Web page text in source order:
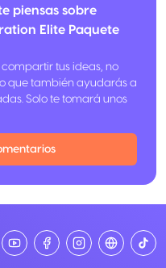
piensas sobre
Elite Paquete
compartir tus ideas, no
que también ayudarás a
Solo te tomará unos